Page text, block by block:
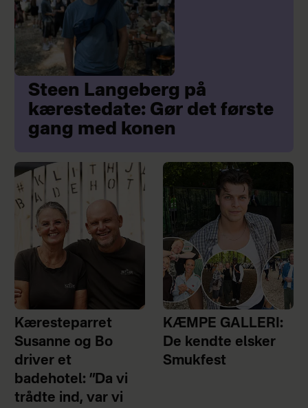
Steen Langeberg på
kærestedate: Gør det første
gang med konen
Kæresteparret
Susanne og Bo
driver et
badehotel: ”Da vi
trådte ind, var vi
KÆMPE GALLERI:
De kendte elsker
Smukfest